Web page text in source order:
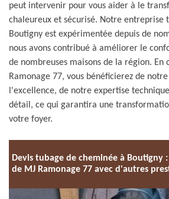
peut intervenir pour vous aider à le
chaleureux et sécurisé. Notre entreprise
Boutigny est expérimentée depuis de
nous avons contribué à améliorer le
de nombreuses maisons de la région. En
Ramonage 77, vous bénéficierez de
l'excellence, de notre expertise
détail, ce qui garantira une
votre foyer.
Devis tubage de cheminée à Boutigny
de MJ Ramonage 77 avec d'autres